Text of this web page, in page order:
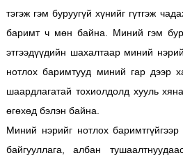
тэгэж гэм буруугүй хүнийг гүтгэж
баримт ч мөн байна. Миний гэм
этгээдүүдийн шахалтаар миний
нотлох баримтууд миний гар дээр
шаардлагатай тохиолдолд хууль
өгөхөд бэлэн байна.
Миний нэрийг нотлох
байгууллага, албан